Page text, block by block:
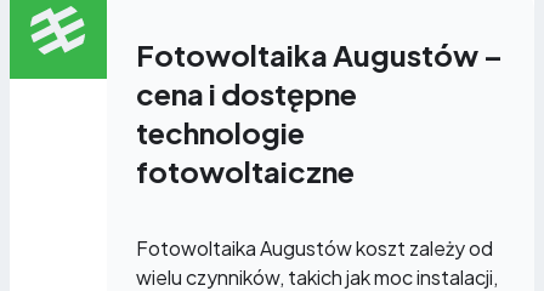
Fotowoltaika Augustów –
cena i dostępne
technologie
fotowoltaiczne
Fotowoltaika Augustów koszt zależy od
wielu czynników, takich jak moc instalacji,